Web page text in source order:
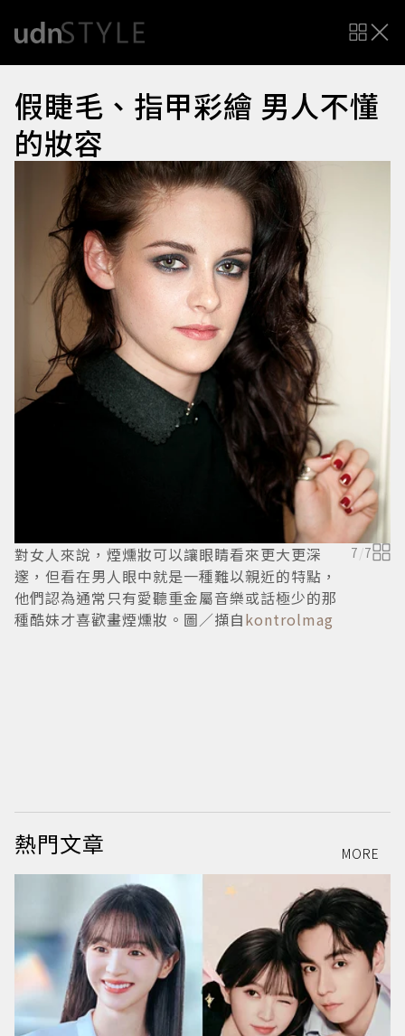
假睫毛、指甲彩繪 男人不懂
的妝容
對女人來說，煙燻妝可以讓眼睛看來更大更深
邃，但看在男人眼中就是一種難以親近的特點，
他們認為通常只有愛聽重金屬音樂或話極少的那
種酷妹才喜歡畫煙燻妝。圖／擷自kontrolmag
7 /7
熱門文章 MORE